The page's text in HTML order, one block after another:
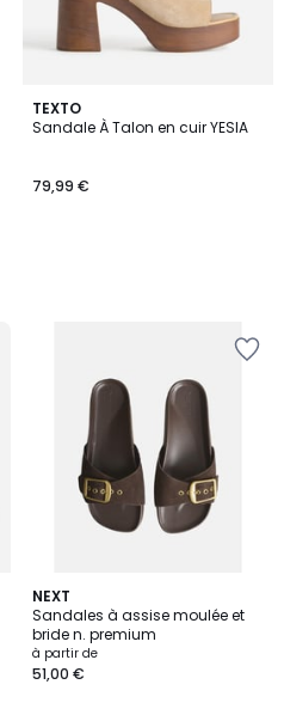
TEXTO
Sandale À Talon en cuir YESIA
79,99 €
NEXT
Sandales à assise moulée et
bride n. premium
à partir de
51,00 €
3
Couleurs